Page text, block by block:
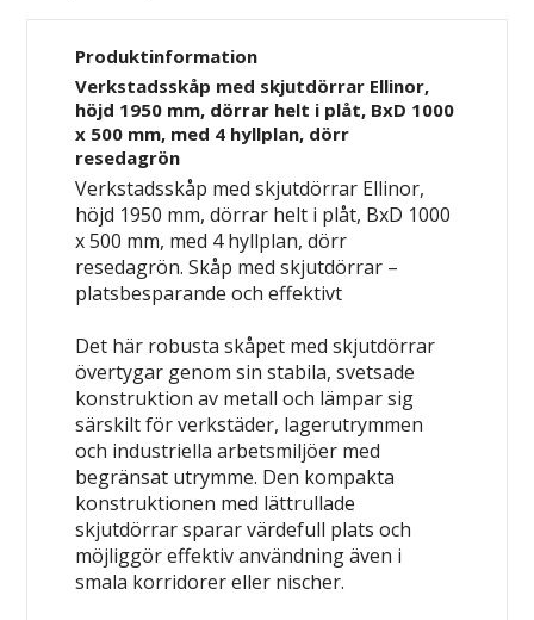
Produktinformation
Verkstadsskåp med skjutdörrar Ellinor,
höjd 1950 mm, dörrar helt i plåt, BxD 1000
x 500 mm, med 4 hyllplan, dörr
resedagrön
Verkstadsskåp med skjutdörrar Ellinor,
höjd 1950 mm, dörrar helt i plåt, BxD 1000
x 500 mm, med 4 hyllplan, dörr
resedagrön.Skåp med skjutdörrar –
platsbesparande och effektivt
Det här robusta skåpet med skjutdörrar
övertygar genom sin stabila, svetsade
konstruktion av metall och lämpar sig
särskilt för verkstäder, lagerutrymmen
och industriella arbetsmiljöer med
begränsat utrymme. Den kompakta
konstruktionen med lättrullade
skjutdörrar sparar värdefull plats och
möjliggör effektiv användning även i
smala korridorer eller nischer.